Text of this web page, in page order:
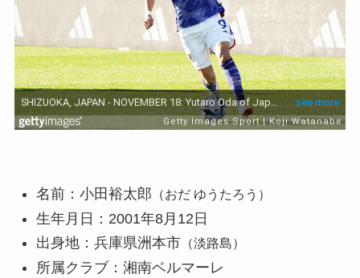
名前：小田裕太郎 （おだ ゆうたろう）
生年月日：2001年8月12日
出身地：兵庫県洲本市（淡路島）
所属クラブ：湘南ベルマーレ